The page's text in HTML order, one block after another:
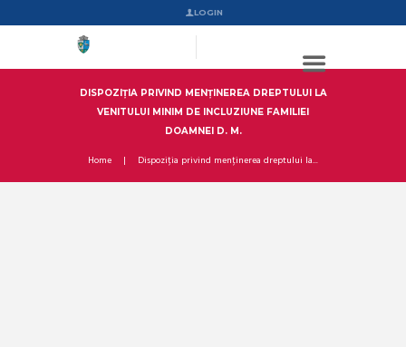
LOGIN
DISPOZIȚIA PRIVIND MENȚINEREA DREPTULUI LA
VENITULUI MINIM DE INCLUZIUNE FAMILIEI
DOAMNEI D. M.
Home Dispoziția privind menținerea dreptului la...